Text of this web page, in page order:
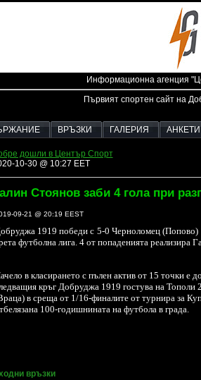
Информационна агенция
Първият спортен сайт на
ВРЪЗКИ ГАЛЕРИЯ АНКЕТИ
дошли в Център Спорт
10-30 @ 10:27 EET
Стоянов заби 4 гола при
09-21 @ 20:19 EEST
1919 победи с 5-0 Черноломец (Попово)
футболна лига. 4 от попаденията реализира
в класирането с пълен актив от 15 точки е
кръг Добруджа 1919 гостува на
в среща от 1/16-финалите от турнира за
100-годишнината на футбола в града.
връзки